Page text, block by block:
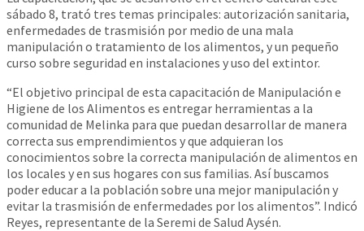
sábado 8, trató tres temas principales: autorización sanitaria,
enfermedades de trasmisión por medio de una mala
manipulación o tratamiento de los alimentos, y un pequeño
curso sobre seguridad en instalaciones y uso del extintor.
“El objetivo principal de esta capacitación de Manipulación e
Higiene de los Alimentos es entregar herramientas a la
comunidad de Melinka para que puedan desarrollar de manera
correcta sus emprendimientos y que adquieran los
conocimientos sobre la correcta manipulación de alimentos en
los locales y en sus hogares con sus familias. Así buscamos
poder educar a la población sobre una mejor manipulación y
evitar la trasmisión de enfermedades por los alimentos”. Indicó
Reyes, representante de la Seremi de Salud Aysén.